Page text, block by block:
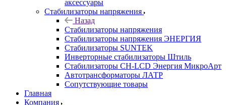
аксессуары
Стабилизаторы напряжения
Назад
Стабилизаторы напряжения
Стабилизаторы напряжения ЭНЕРГИЯ
Стабилизаторы SUNTEK
Инверторные стабилизаторы Штиль
Стабилизаторы СН-LCD Энepгия МикроАрт
Автотрансформаторы ЛАТР
Сопутствующие товары
Главная
Компания